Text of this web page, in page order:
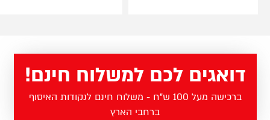
דואגים לכם למשלוח חינם!
ברכישה מעל 100 ש"ח - משלוח חינם לנקודות האיסוף
ברחבי הארץ